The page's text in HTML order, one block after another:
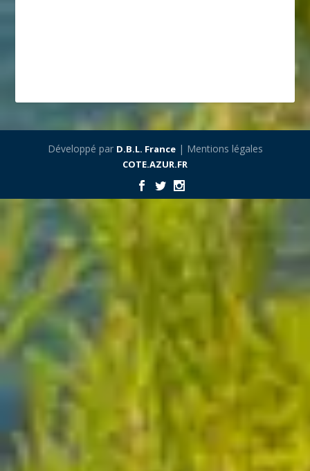
Développé par D.B.L. France| Mentions légales
COTE.AZUR.FR